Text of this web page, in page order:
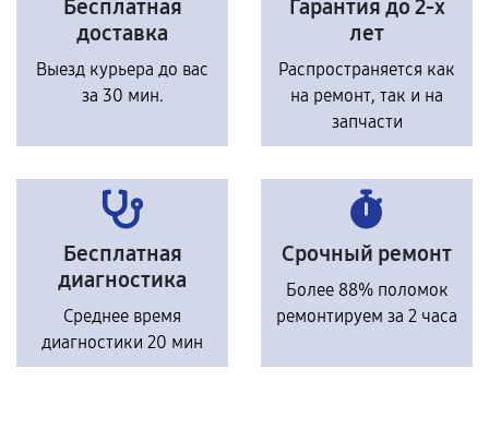
Бесплатная
доставка
Выезд курьера до вас
за 30 мин.
Гарантия до 2-х
лет
Распространяется как
на ремонт, так и на
запчасти
Бесплатная
диагностика
Среднее время
диагностики 20 мин
Срочный ремонт
Более 88% поломок
ремонтируем за 2 часа